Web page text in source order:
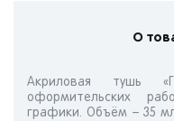
О
Акриловая тушь
оформительских
графики. Объём – 35